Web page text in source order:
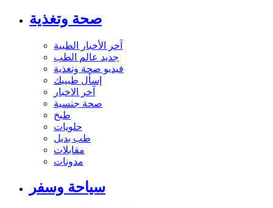
صحة وتغذية
آخر الأخبار الطبية
جديد عالم الطب
فيديو صحة وتغذية
إسأل طبيبك
آخر الاخبار
صحة جنسية
طبخ
حلويات
طب بديل
مقابلات
مدونات
سياحة وسفر